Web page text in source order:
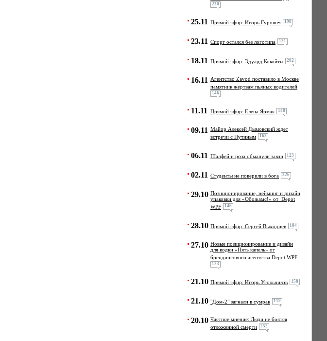
230
25.11 Прямой эфир: Игорь Гурович 198
23.11 Спорт остался без логотипа 131
18.11 Прямой эфир: Эдуард Кокойты 202
16.11
Агентство Zavod поставило в Москве
памятник жертвам пьяных водителей
146
11.11 Прямой эфир: Елена Ярмак 148
09.11 Майор Алексей Дымовский ждет
встречи с Путиным
163
06.11 Шалфей и роза обманули закон 123
02.11 Студенты не поверили в бога 326
29.10 Позиционирование, нейминг и дизайн
упаковки для «Обожамс!» от Depot
WPF
146
28.10 Прямой эфир: Сергей Выходцев 184
27.10 Новые позиционирование и дизайн
для водки «Пять капель» от
брендингового агентства Depot WPF
123
21.10 Прямой эфир: Игорь Угольников 158
21.10 "Дом-2" загнали в сумрак 119
20.10 Частное мнение: Люди не боятся
отложенной смерти
252